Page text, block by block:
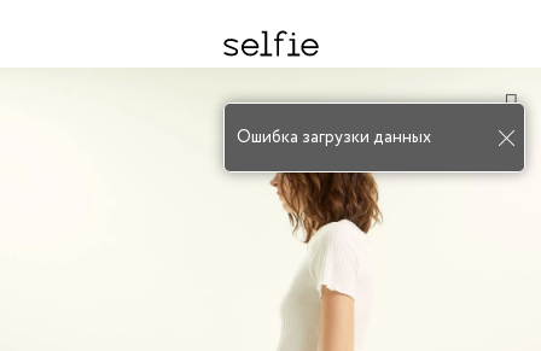
Ошибка загрузки данных